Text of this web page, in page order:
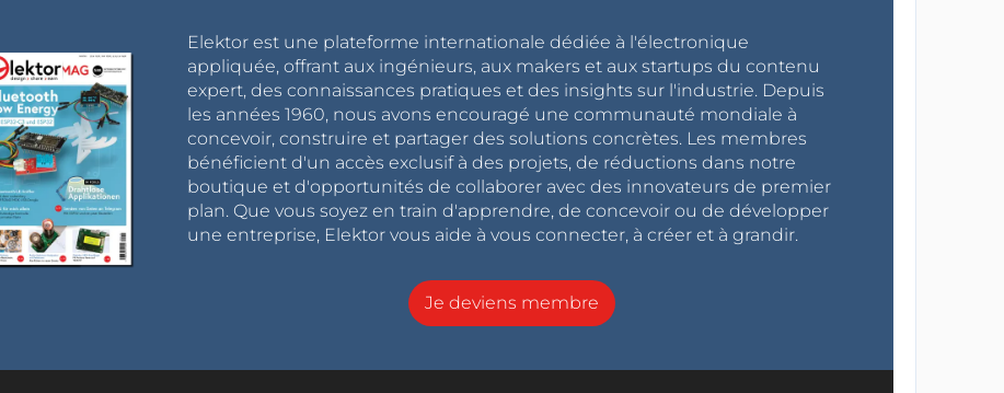
Elektor est une plateforme internationale dédiée à l'électronique
appliquée, offrant aux ingénieurs, aux makers et aux startups du contenu
expert, des connaissances pratiques et des insights sur l'industrie. Depuis
les années 1960, nous avons encouragé une communauté mondiale à
concevoir, construire et partager des solutions concrètes. Les membres
bénéficient d'un accès exclusif à des projets, de réductions dans notre
boutique et d'opportunités de collaborer avec des innovateurs de premier
plan. Que vous soyez en train d'apprendre, de concevoir ou de développer
une entreprise, Elektor vous aide à vous connecter, à créer et à grandir.
Je deviens membre